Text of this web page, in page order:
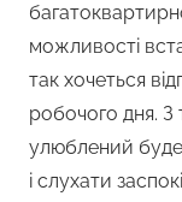
можливості
так хочеться
робочого дня.
улюблений буде
і слухати